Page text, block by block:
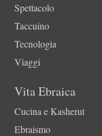
Spettacolo
Taccuino
Tecnologia
Viaggi
Vita Ebraica
Cucina e Kasherut
Ebraismo